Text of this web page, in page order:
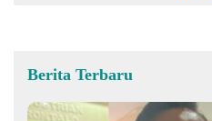
Berita Terbaru